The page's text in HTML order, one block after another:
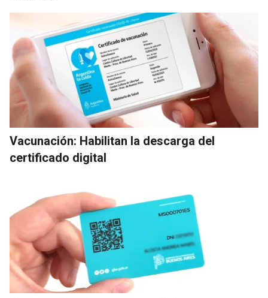
Vacunación: Habilitan la descarga del
certificado digital